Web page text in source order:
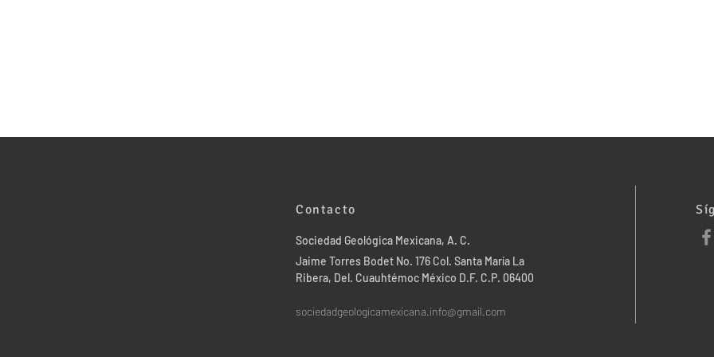
Contacto
Sociedad Geológica Mexicana, A. C.
Jaime Torres Bodet No. 176 Col. Santa María La
Ribera, Del. Cuauhtémoc México D.F. C.P. 06400
sociedadgeologicamexicana.info@gmail.com